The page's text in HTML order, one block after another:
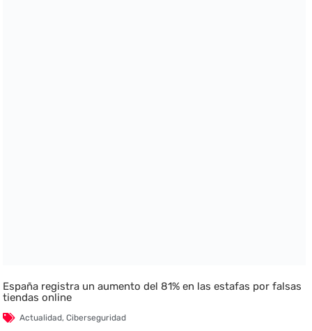
España registra un aumento del 81% en las estafas por falsas
tiendas online
Actualidad,Ciberseguridad